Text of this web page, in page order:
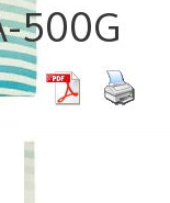
500G